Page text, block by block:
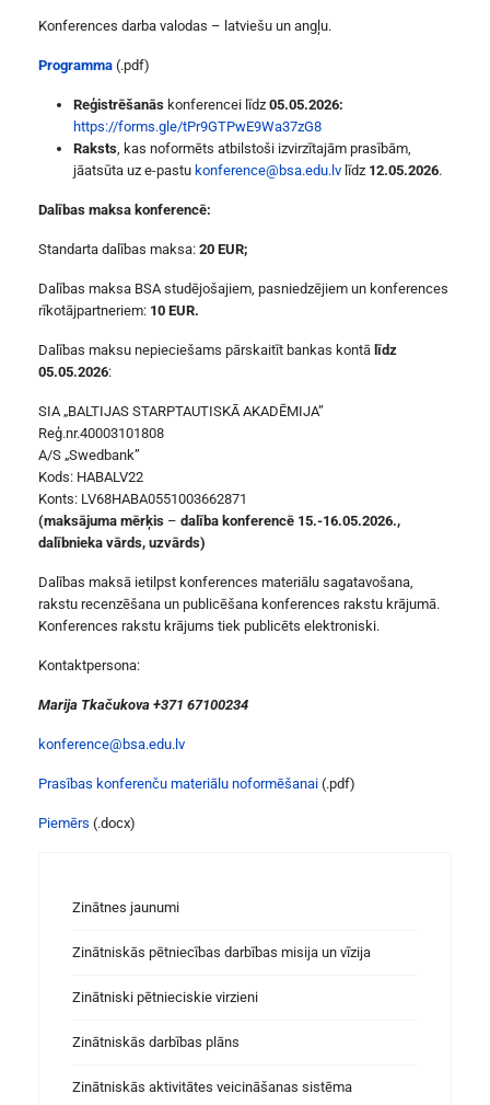
Konferences darba valodas – latviešu un angļu.
Programma (.pdf)
Reģistrēšanās konferencei līdz 05.05.2026:
https://forms.gle/tPr9GTPwE9Wa37zG8
Raksts, kas noformēts atbilstoši izvirzītajām prasībām,
jāatsūta uz e-pastu konference@bsa.edu.lv līdz 12.05.2026.
Dalības maksa konferencē:
Standarta dalības maksa: 20 EUR;
Dalības maksa BSA studējošajiem, pasniedzējiem un konferences
rīkotājpartneriem: 10 EUR.
Dalības maksu nepieciešams pārskaitīt bankas kontā līdz
05.05.2026:
SIA „BALTIJAS STARPTAUTISKĀ AKADĒMIJA”
Reģ.nr.40003101808
A/S „Swedbank”
Kods: HABALV22
Konts: LV68HABA0551003662871
(maksājuma mērķis – dalība konferencē 15.-16.05.2026.,
dalībnieka vārds, uzvārds)
Dalības maksā ietilpst konferences materiālu sagatavošana,
rakstu recenzēšana un publicēšana konferences rakstu krājumā.
Konferences rakstu krājums tiek publicēts elektroniski.
Kontaktpersona:
Marija Tkačukova +371 67100234
konference@bsa.edu.lv
Prasības konferenču materiālu noformēšanai (.pdf)
Piemērs (.docx)
Zinātnes jaunumi
Zinātniskās pētniecības darbības misija un vīzija
Zinātniski pētnieciskie virzieni
Zinātniskās darbības plāns
Zinātniskās aktivitātes veicināšanas sistēma